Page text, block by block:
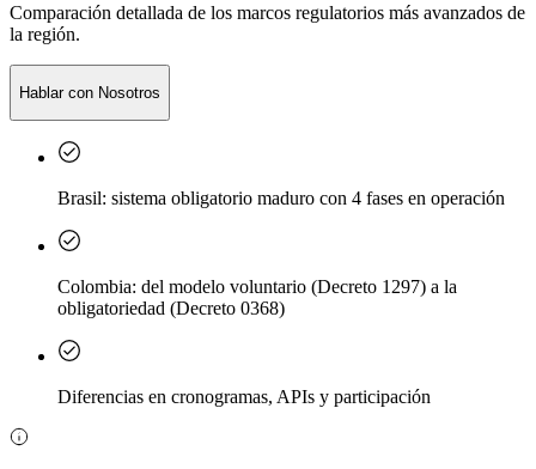
Comparación detallada de los marcos regulatorios más avanzados de
la región.
Hablar con Nosotros
Brasil: sistema obligatorio maduro con 4 fases en operación
Colombia: del modelo voluntario (Decreto 1297) a la
obligatoriedad (Decreto 0368)
Diferencias en cronogramas, APIs y participación